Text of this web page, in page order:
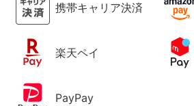
携帯キャリア決済
楽天ペイ
PayPay